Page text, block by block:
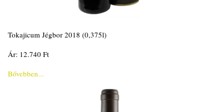
Tokajicum Jégbor 2018 (0,375l)
Ár: 12.740 Ft
Bővebben...